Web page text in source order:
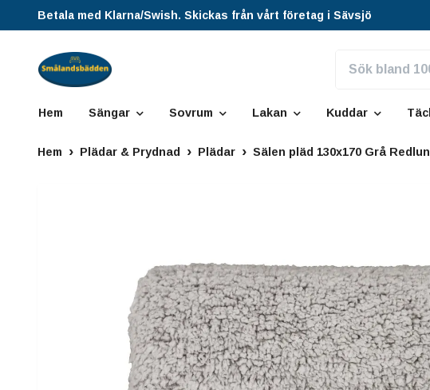
Betala med Klarna/Swish. Skickas från vårt företag i Sävsjö
Hem Sängar Sovrum Lakan Kuddar
Hem Plädar & Prydnad Plädar Sälen pläd 130x170 Grå